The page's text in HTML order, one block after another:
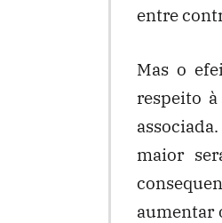
entre
Mas o
respeito
maior
aumentar